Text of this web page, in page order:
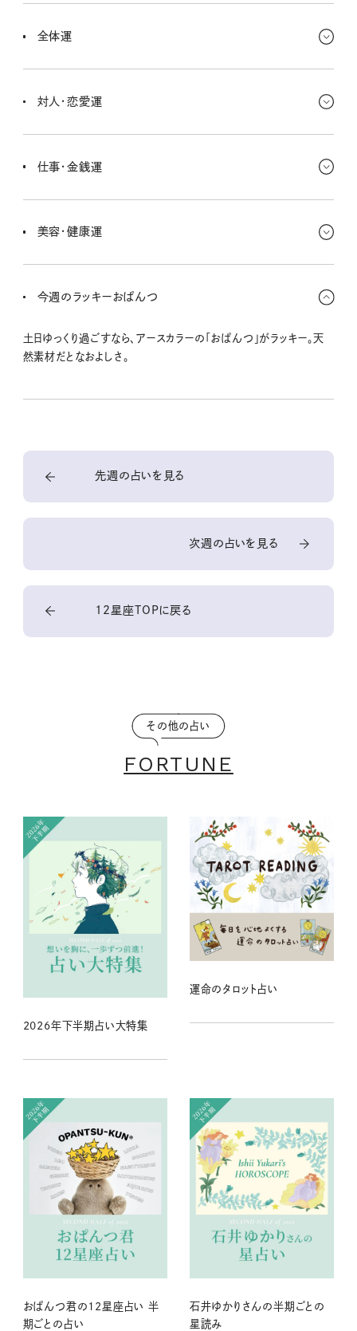
全体運
しい目標ができて、ワクワクできるはずなんだ。これまでちょっと落ち
対人・恋愛運
人との感覚を忘れないでほしいんだ。必要なものが手に入りやすい
仕事・金銭運
必要なものであれば、思い切って投資することも◎。自分にとって何
美容・健康運
いなさそうな栄養をしっかり補給したいときだよ。また週末はボディ
今週のラッキーおぱんつ
土日ゆっくり過ごすなら、アースカラーの「おぱんつ」がラッキー。天
然素材だとなおよしさ。
先週の占いを見る
次週の占いを見る
12星座TOPに戻る
その他の占い
FORTUNE
2026年下半期占い大特集
運命のタロット占い
おぱんつ君の12星座占い 半
期ごとの占い
石井ゆかりさんの半期ごとの
星読み